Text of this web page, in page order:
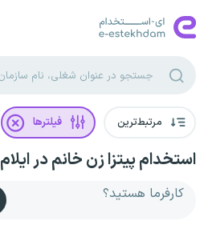
مرتبط‌ترین فیلترها
استخدام پیتزا زن خانم در ایلام
کارفرما هستید؟